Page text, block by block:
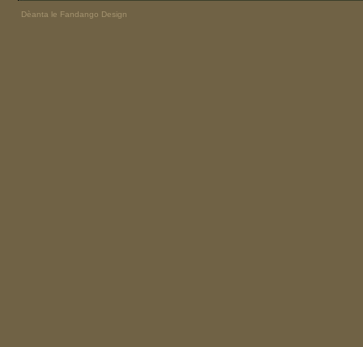
Dèanta le Fandango Design